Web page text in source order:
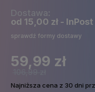
Dostawa:
od 15,00 zł -
sprawdź formy dostawy
59,99 zł
106,99 zł
Najniższa cena z 30 dni